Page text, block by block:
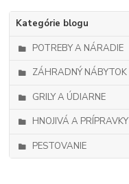
Kategórie blogu
POTREBY A NÁRADIE
ZÁHRADNÝ NÁBYTOK
GRILY A ÚDIARNE
HNOJIVÁ A PRÍPRAVKY
PESTOVANIE